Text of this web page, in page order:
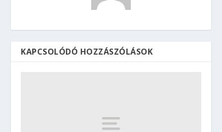
KAPCSOLÓDÓ HOZZÁSZÓLÁSOK